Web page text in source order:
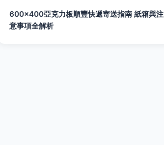
600×400亞克力板順豐快遞寄送指南 紙箱與注
意事項全解析